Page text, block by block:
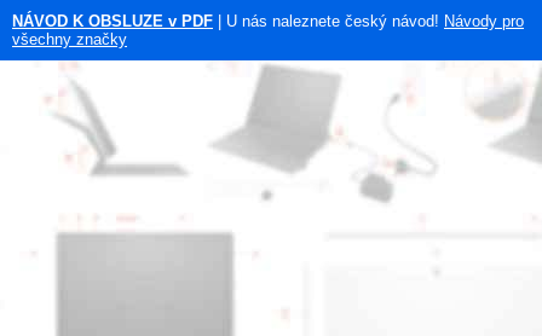
NÁVOD K OBSLUZE v PDF | U nás naleznete český návod! Návody pro
všechny značky